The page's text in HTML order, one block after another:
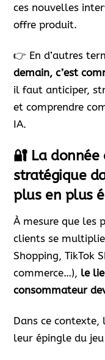
ces nouvelles
offre produit.
👉 En d’autres
demain, c’est
il faut anticiper,
et comprendre
IA.
🔐 La
stratégique
plus en plus
À mesure que les
clients se
Shopping, TikTok
commerce…), le
consommateur
Dans ce
leur épingle du